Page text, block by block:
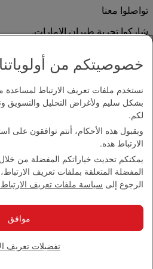
تواصلوا معنا
شاركوا تجربة طيران الإمارات.
بيان إمكانية الدخول
اتصل بنا
سياسة الخصوصية
الشروط والأحكام
سياسة ملفات تعريف الارتباط
بيان الشفافية بموجب قانون
خصوصيتكم من أولوياتنا
نستخدم ملفات تعريف الارتباط لمساعدة
بشكل سليم ولأغراض التحليل والتسويق
لكم.
وبقبول هذه الأحكام، أنتم توافقون على
الارتباط هذه.
يمكنكم تحديث خياراتكم المفضلة من
المفضلة المتعلقة بملفات تعريف
الرجوع إلى سياسة ملفات تعريف الارتباط
تفضيلات تعريف
موافق